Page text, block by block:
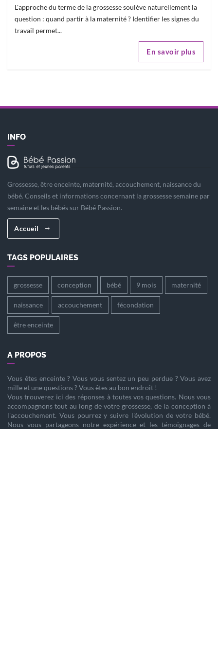
L'approche du terme de la grossesse soulève naturellement la
question : quand partir à la maternité ? Identifier les signes du
travail permet...
En savoir plus
INFO
Grossesse, être enceinte, maternité, accouchement, naissance du
bébé. Conseils et informations concernant la grossesse semaine par
semaine et les bébés sur Bébé Passion.
Accueil
TAGS POPULAIRES
grossesse conception bébé 9 mois maternité
naissance accouchement fécondation
être enceinte
A PROPOS
Vous êtes enceinte? Vous vous sentez un peu perdue ? Vous avez
mille et une questions ? Vous êtes au bon endroit !
Vous trouverez ici des réponses à toutes vos questions. Nous vous
accompagnons tout au long de votre grossesse, de la conception à
l'accouchement. Vous pourrez y suivre l'évolution de votre bébé.
Nous vous partageons notre expérience et les témoignages de